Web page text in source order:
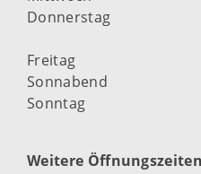
Donnerstag
Freitag
Sonnabend
Sonntag
Weitere